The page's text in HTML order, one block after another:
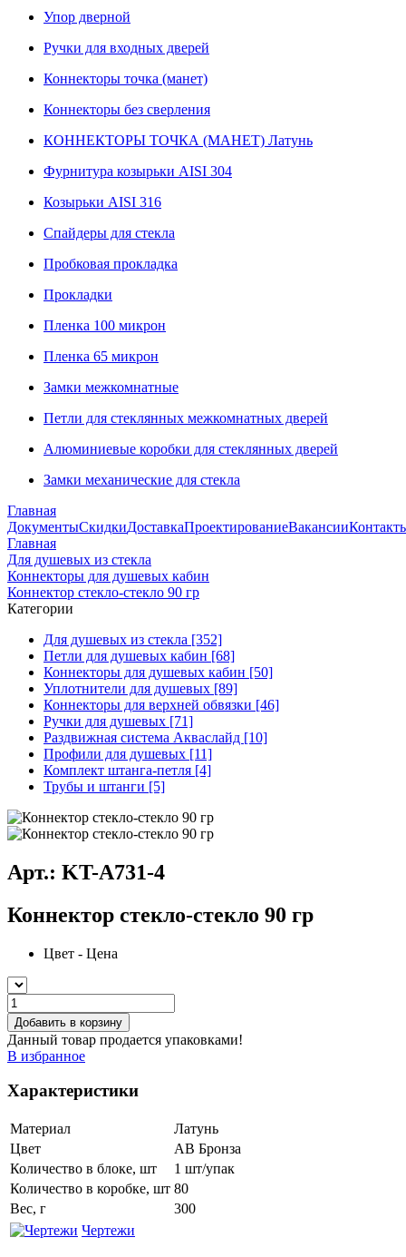
Упор дверной
Ручки для входных дверей
Коннекторы точка (манет)
Коннекторы без сверления
КОННЕКТОРЫ ТОЧКА (МАНЕТ) Латунь
Фурнитура козырьки AISI 304
Козырьки AISI 316
Спайдеры для стекла
Пробковая прокладка
Прокладки
Пленка 100 микрон
Пленка 65 микрон
Замки межкомнатные
Петли для стеклянных межкомнатных дверей
Алюминиевые коробки для стеклянных дверей
Замки механические для стекла
Главная
ДокументыСкидкиДоставкаПроектированиеВакансии
Главная
Для душевых из стекла
Коннекторы для душевых кабин
Коннектор стекло-стекло 90 гр
Категории
Для душевых из стекла [352]
Петли для душевых кабин [68]
Коннекторы для душевых кабин [50]
Уплотнители для душевых [89]
Коннекторы для верхней обвязки [46]
Ручки для душевых [71]
Раздвижная система Акваслайд [10]
Профили для душевых [11]
Комплект штанга-петля [4]
Трубы и штанги [5]
Арт.: KT-A731-4
Коннектор стекло-стекло 90 гр
Цвет - Цена
Добавить в корзину
Данный товар продается упаковками!
В избранное
Характеристики
Материал
Латунь
Цвет
AB Бронза
Количество в блоке, шт
1 шт/упак
Количество в коробке, шт 80
Вес, г
300
Чертежи